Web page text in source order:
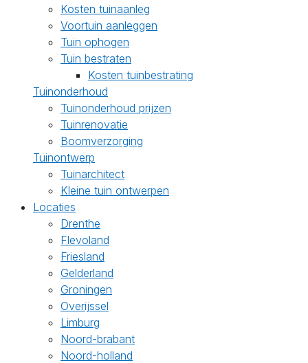
Kosten tuinaanleg
Voortuin aanleggen
Tuin ophogen
Tuin bestraten
Kosten tuinbestrating
Tuinonderhoud
Tuinonderhoud prijzen
Tuinrenovatie
Boomverzorging
Tuinontwerp
Tuinarchitect
Kleine tuin ontwerpen
Locaties
Drenthe
Flevoland
Friesland
Gelderland
Groningen
Overijssel
Limburg
Noord-brabant
Noord-holland